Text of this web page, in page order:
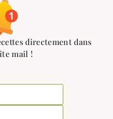
directement dans
mail !